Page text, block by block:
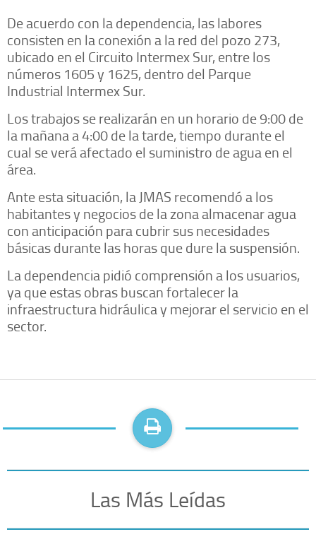
De acuerdo con la dependencia, las labores
consisten en la conexión a la red del pozo 273,
ubicado en el Circuito Intermex Sur, entre los
números 1605 y 1625, dentro del Parque
Industrial Intermex Sur.
Los trabajos se realizarán en un horario de 9:00 de
la mañana a 4:00 de la tarde, tiempo durante el
cual se verá afectado el suministro de agua en el
área.
Ante esta situación, la JMAS recomendó a los
habitantes y negocios de la zona almacenar agua
con anticipación para cubrir sus necesidades
básicas durante las horas que dure la suspensión.
La dependencia pidió comprensión a los usuarios,
ya que estas obras buscan fortalecer la
infraestructura hidráulica y mejorar el servicio en el
sector.
Las Más Leídas